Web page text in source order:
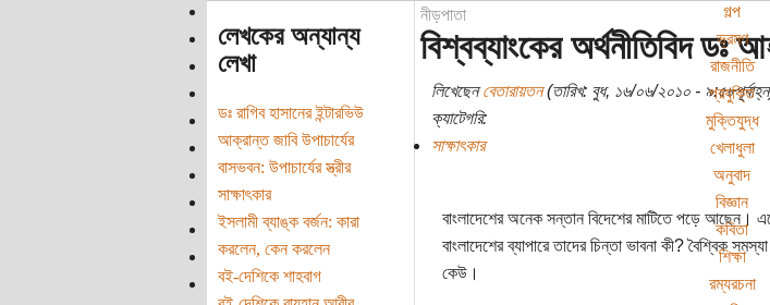
গল্প
ভ্রমণ
রাজনীতি
প্রযুক্তি
মুক্তিযুদ্ধ
খেলাধুলা
অনুবাদ
বিজ্ঞান
কবিতা
শিক্ষা
রম্যরচনা
লেখকের অন্যান্য
লেখা
ডঃ রাগিব হাসানের ইন্টারভিউ
আক্রান্ত জাবি উপাচার্যের
বাসভবন: উপাচার্যের স্ত্রীর
সাক্ষাৎকার
ইসলামী ব্যাঙ্ক বর্জন: কারা
করলেন, কেন করলেন
বই-দেশিকে শাহবাগ
নীড়পাতা
বিশ্বব্যাংকের অর্থনীতিবিদ ডঃ
লিখেছেনবেতারায়তন(তারিখ: বুধ, ১৬/০৬/২০১০ -
ক্যাটেগরি:
সাক্ষাৎকার
বাংলাদেশের অনেক সন্তান বিদেশের মাটিতে পড়ে
বাংলাদেশের ব্যাপারে তাদের চিন্তা ভাবনা কী? বৈশ্বিক
কেউ।